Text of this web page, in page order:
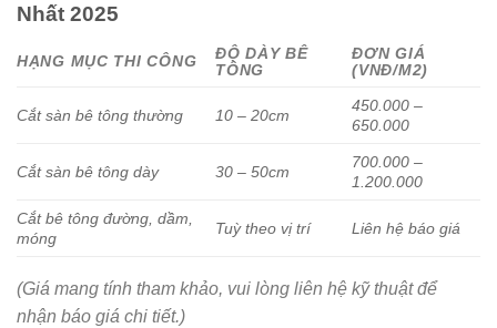
Nhất 2025
HẠNG MỤC THI CÔNG
ĐỘ DÀY BÊ
TÔNG
ĐƠN GIÁ
(VNĐ/M2)
Cắt sàn bê tông thường 10 – 20cm
450.000 –
650.000
Cắt sàn bê tông dày 30 – 50cm
700.000 –
1.200.000
Cắt bê tông đường, dầm,
móng
Tuỳ theo vị trí Liên hệ báo giá
(Giá mang tính tham khảo, vui lòng liên hệ kỹ thuật để
nhận báo giá chi tiết.)